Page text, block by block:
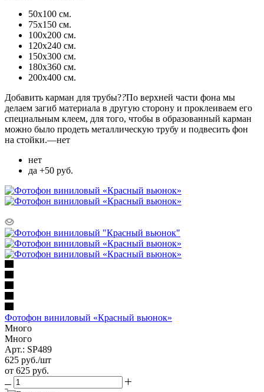
50х100 см.
75х150 см.
100х200 см.
120х240 см.
150х300 см.
180х360 см.
200х400 см.
Добавить карман для трубы??По верхней части фона мы
делаем загиб материала в другую сторону и проклеиваем его
специальным клеем, для того, чтобы в образованный карман
можно было продеть металлическую трубу и подвесить фон
на стойки.—нет
нет
да +50 руб.
Фотофон виниловый «Красный вьюнок»
Много
Много
Арт.: SP489
625 руб./шт
от 625 руб.